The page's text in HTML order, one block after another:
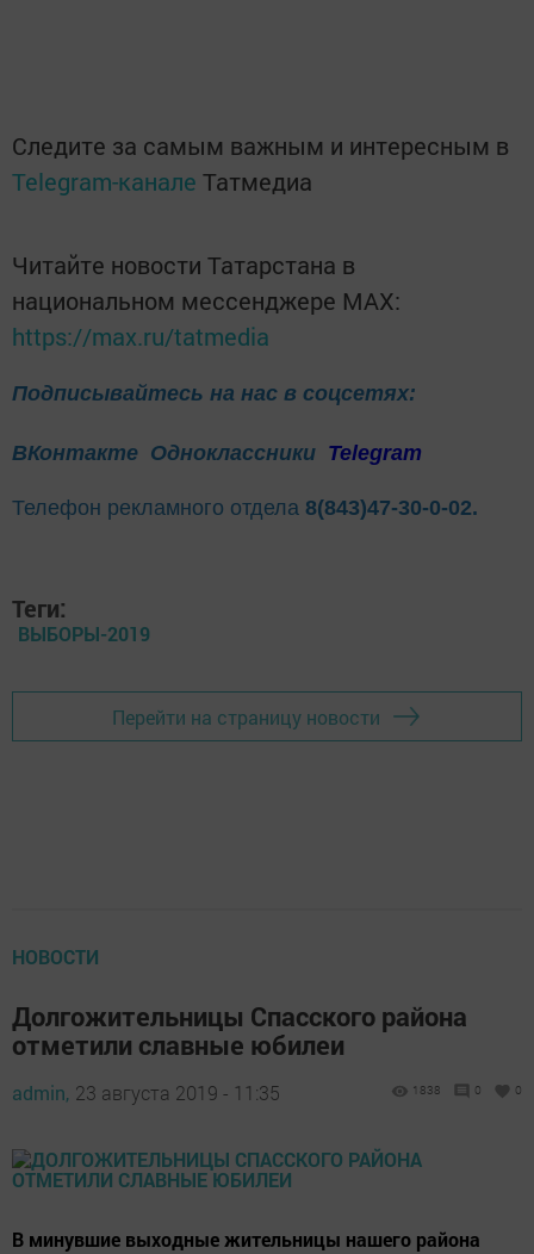
Следите за самым важным и интересным в
Telegram-канале Татмедиа
Читайте новости Татарстана в
национальном мессенджере MАХ:
https://max.ru/tatmedia
Подписывайтесь на нас в соцсетях:
ВКонтакте Одноклассники Telegram
Телефон рекламного отдела 8(843)47-30-0-02.
Теги:
ВЫБОРЫ-2019
Перейти на страницу новости
НОВОСТИ
Долгожительницы Спасского района
отметили славные юбилеи
admin, 23 августа 2019 - 11:35 1838 0 0
В минувшие выходные жительницы нашего района